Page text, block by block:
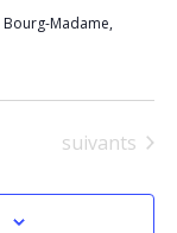
Bourg-Madame,
Évènements
suivants